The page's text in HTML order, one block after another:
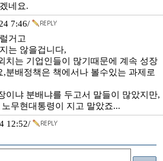
네요.
7:46/
거고
는 않을겁니다,
치는 기업인들이 많기때문에 계속 성장
분배정책은 책에서나 볼수있는 과제로
이냐 분배냐를 두고서 말들이 많았지만,
무현대통령이 지고 말았죠...
12:52/